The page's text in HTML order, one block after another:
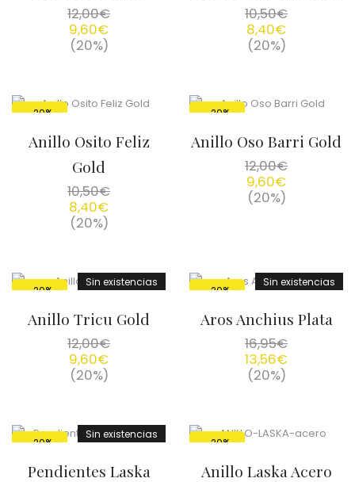
12,00€
9,60€
(20%)
10,50€
8,40€
(20%)
-20%
Anillo Osito Feliz
Gold
10,50€
8,40€
(20%)
-20%
Anillo Oso Barri Gold
12,00€
9,60€
(20%)
Sin existencias
-20%
Anillo Tricu Gold
12,00€
9,60€
(20%)
Sin existencias
-20%
Aros Anchius Plata
16,95€
13,56€
(20%)
Sin existencias
-20%
Pendientes Laska
-20%
Anillo Laska Acero